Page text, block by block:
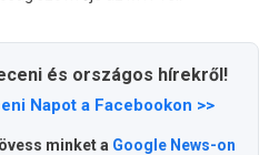
és országos hírekről!
Napot a Facebookon >>
minket a Google News-on